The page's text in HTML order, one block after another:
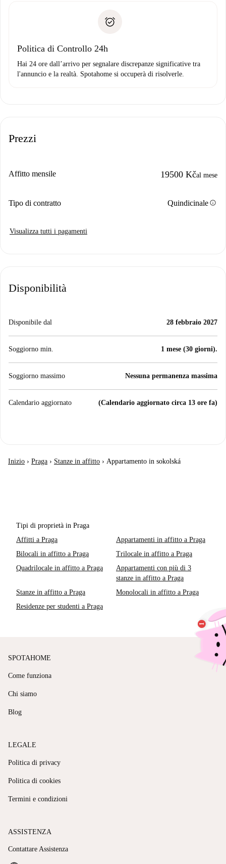
Domiciliazione del pagamento
solo se non segnali problemi.
Politica di Controllo 24h
Hai 24 ore dall’arrivo per segnalare discrepanze significative tra
l'annuncio e la realtà. Spotahome si occuperà di risolverle.
Prezzi
Affitto mensile 19500 Kčal mese
Tipo di contratto Quindicinaleinfo
Visualizza tutti i pagamenti
Disponibilità
Disponibile dal 28 febbraio 2027
Soggiorno min. 1 mese (30 giorni).
Soggiorno massimo Nessuna permanenza massima
Calendario aggiornato (Calendario aggiornato circa 13 ore fa)
Inizio › Praga › Stanze in affitto › Appartamento in sokolská
Tipi di proprietà in Praga
Affitti a Praga
Appartamenti in affitto a Praga
Bilocali in affitto a Praga
Trilocale in affitto a Praga
Quadrilocale in affitto a Praga
Appartamenti con più di 3
stanze in affitto a Praga
Stanze in affitto a Praga
Monolocali in affitto a Praga
Residenze per studenti a Praga
SPOTAHOME
Come funziona
Chi siamo
Blog
LEGALE
Politica di privacy
Politica di cookies
Termini e condizioni
ASSISTENZA
Contattare Assistenza